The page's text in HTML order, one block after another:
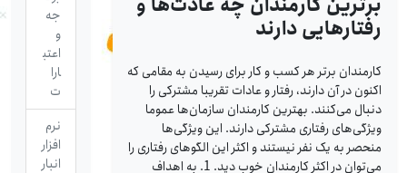
رفتارهایی دارند
کارمندان برتر هر کسب و کار برای رسیدن به مقامی که
اکنون در آن دارند، رفتار و عادات تقریبا مشترکی را
دنبال می‌کنند. بهترین کارمندان سازمان‌ها عموما
ویژگی‌های رفتاری مشترکی دارند. این ویژگی‌ها
منحصر به یک نفر نیستند و اکثر این الگوهای رفتاری را
می‌توان در اکثر کارمندان خوب دید. 1. به اهداف
جه
اعتب
ارا
ت
نرم
افزار
انبار